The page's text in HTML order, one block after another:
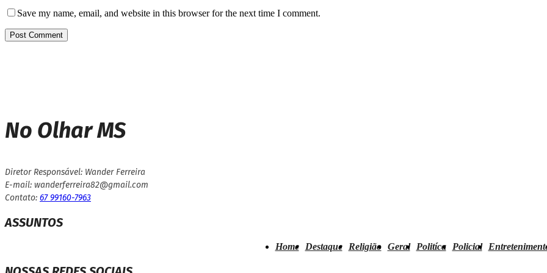
Save my name, email, and website in this browser for the next time I comment.
No Olhar MS
Diretor Responsável: Wander Ferreira
E-mail: wanderferreira82@gmail.com
Contato: 67 99160-7963
ASSUNTOS
Home Destaque Religião Geral Politíca Policial